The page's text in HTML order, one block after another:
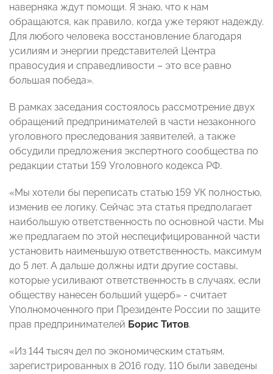
наверняка ждут помощи. Я знаю, что к нам
обращаются, как правило, когда уже теряют надежду.
Для любого человека восстановление благодаря
усилиям и энергии представителей Центра
правосудия и справедливости – это все равно
большая победа».
В рамках заседания состоялось рассмотрение двух
обращений предпринимателей в части незаконного
уголовного преследования заявителей, а также
обсудили предложения экспертного сообщества по
редакции статьи 159 Уголовного кодекса РФ.
«Мы хотели бы переписать статью 159 УК полностью,
изменив ее логику. Сейчас эта статья предполагает
наибольшую ответственность по основной части. Мы
же предлагаем по этой неспецифицированной части
установить наименьшую ответственность, максимум
до 5 лет. А дальше должны идти другие составы,
которые усиливают ответственность в случаях, если
обществу нанесен больший ущерб» - считает
Уполномоченного при Президенте России по защите
прав предпринимателей Борис Титов.
«Из 144 тысяч дел по экономическим статьям,
зарегистрированных в 2016 году, 110 были заведены